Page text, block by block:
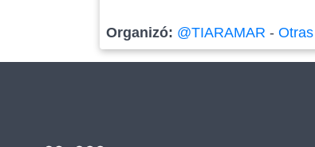
Organizó: @TIARAMAR -